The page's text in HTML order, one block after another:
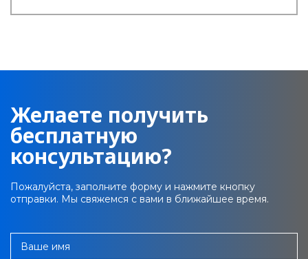
Желаете получить
бесплатную
консультацию?
Пожалуйста, заполните форму и нажмите кнопку
отправки. Мы свяжемся с вами в ближайшее время.
Ваше имя